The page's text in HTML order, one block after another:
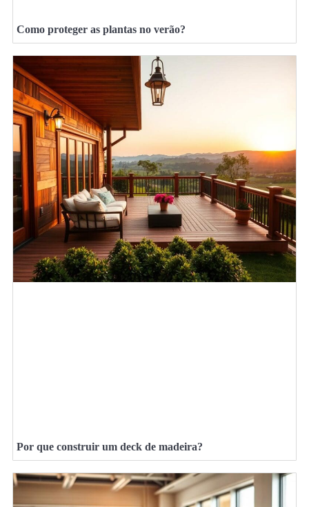
Como proteger as plantas no verão?
Por que construir um deck de madeira?